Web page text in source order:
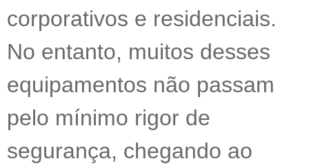
corporativos e residenciais.
No entanto, muitos desses
equipamentos não passam
pelo mínimo rigor de
segurança, chegando ao